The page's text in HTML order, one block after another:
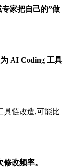
专家把自己的”做
AI Coding 工具
具链改造,可能比
改频率。